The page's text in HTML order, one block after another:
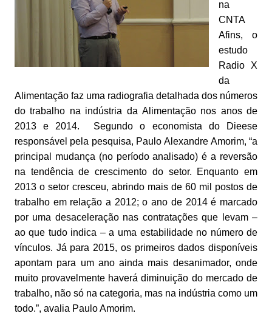
na
CNTA
Afins, o
estudo
Radio X
da
Alimentação faz uma radiografia detalhada dos números
do trabalho na indústria da Alimentação nos anos de
2013 e 2014. Segundo o economista do Dieese
responsável pela pesquisa, Paulo Alexandre Amorim, “a
principal mudança (no período analisado) é a reversão
na tendência de crescimento do setor. Enquanto em
2013 o setor cresceu, abrindo mais de 60 mil postos de
trabalho em relação a 2012; o ano de 2014 é marcado
por uma desaceleração nas contratações que levam –
ao que tudo indica – a uma estabilidade no número de
vínculos. Já para 2015, os primeiros dados disponíveis
apontam para um ano ainda mais desanimador, onde
muito provavelmente haverá diminuição do mercado de
trabalho, não só na categoria, mas na indústria como um
todo.”, avalia Paulo Amorim.